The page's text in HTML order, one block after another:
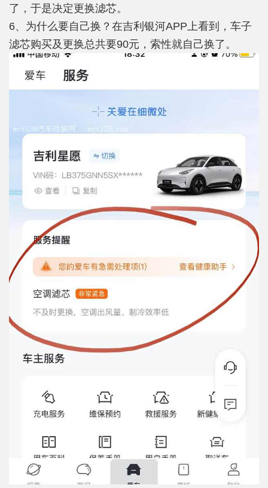
了，于是决定更换滤芯。
6、为什么要自己换？在吉利银河APP上看到，车子
滤芯购买及更换总共要90元，索性就自己换了。